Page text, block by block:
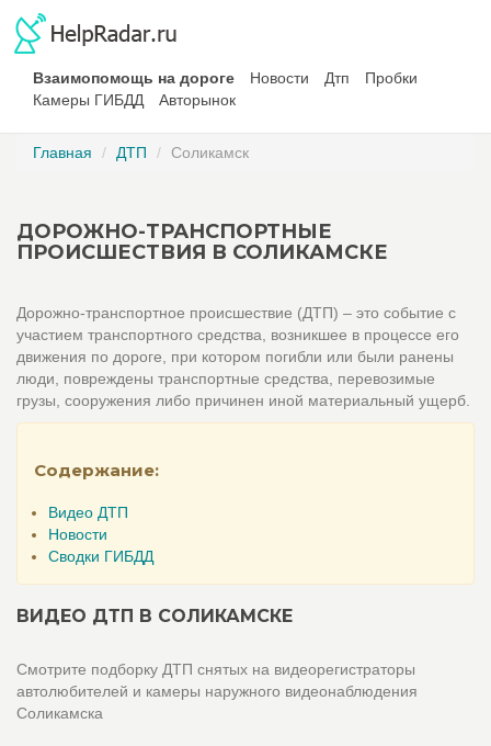
Взаимопомощь на дороге Новости Дтп
Пробки
Камеры ГИБДД
Авторынок
Главная ДТП Соликамск
ДОРОЖНО-ТРАНСПОРТНЫЕ
ПРОИСШЕСТВИЯ В СОЛИКАМСКЕ
Дорожно-транспортное происшествие (ДТП) – это событие с
участием транспортного средства, возникшее в процессе его
движения по дороге, при котором погибли или были ранены
люди, повреждены транспортные средства, перевозимые
грузы, сооружения либо причинен иной материальный ущерб.
Содержание:
Видео ДТП
Новости
Сводки ГИБДД
ВИДЕО ДТП В СОЛИКАМСКЕ
Смотрите подборку ДТП снятых на видеорегистраторы
автолюбителей и камеры наружного видеонаблюдения
Соликамска